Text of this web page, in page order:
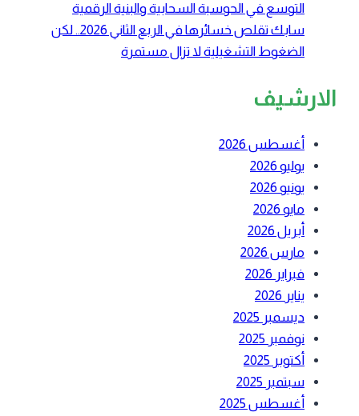
التوسع في الحوسبة السحابية والبنية الرقمية
سابك تقلص خسائرها في الربع الثاني 2026.. لكن
الضغوط التشغيلية لا تزال مستمرة
الارشيف
أغسطس 2026
يوليو 2026
يونيو 2026
مايو 2026
أبريل 2026
مارس 2026
فبراير 2026
يناير 2026
ديسمبر 2025
نوفمبر 2025
أكتوبر 2025
سبتمبر 2025
أغسطس 2025